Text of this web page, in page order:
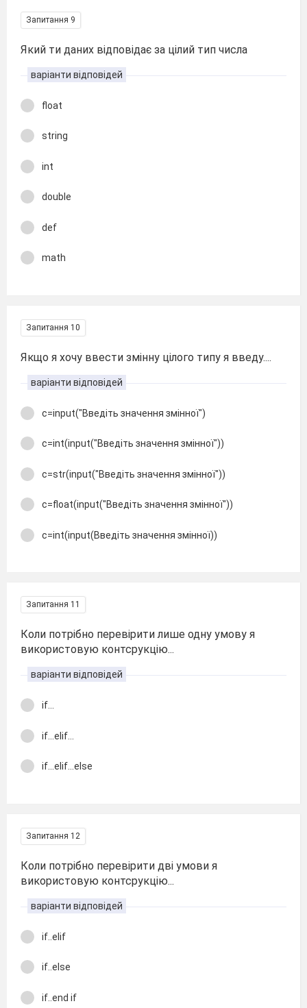
Запитання 9
Який ти даних відповідає за цілий тип числа
варіанти відповідей
float
string
int
double
def
math
Запитання 10
Якщо я хочу ввести змінну цілого типу я введу....
варіанти відповідей
с=input("Введіть значення змінної")
с=int(input("Введіть значення змінної"))
с=str(input("Введіть значення змінної"))
с=float(input("Введіть значення змінної"))
с=int(input(Введіть значення змінної))
Запитання 11
Коли потрібно перевірити лише одну умову я
використовую контсрукцію...
варіанти відповідей
if...
if...elif...
if...elif...else
Запитання 12
Коли потрібно перевірити дві умови я
використовую контсрукцію...
варіанти відповідей
if..elif
if..else
if..end if